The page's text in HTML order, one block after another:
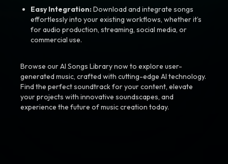
Easy Integration:Download and integrate songs
effortlessly into your existing workflows, whether it’s
for audio production, streaming, social media, or
commercial use.
Browse our AI Songs Library now to explore user-
generated music, crafted with cutting-edge AI technology.
Find the perfect soundtrack for your content, elevate
your projects with innovative soundscapes, and
experience the future of music creation today.